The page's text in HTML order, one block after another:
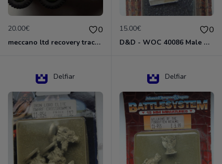
20.00€ 0
meccano ltd recovery tractor N°661
15.00€ 0
D&D - WOC 40086 Male Dwarven Cleric Miniature - Donjons Dragons
Delfiar Delfiar